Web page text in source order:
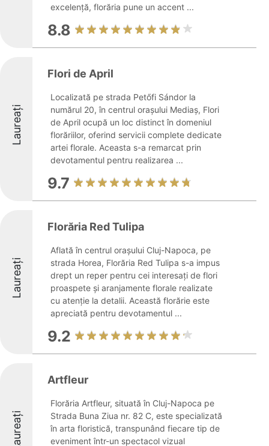
excelență, florăria pune un accent ...
8.8
Laureați
Flori de April
Localizată pe strada Petőfi Sándor la
numărul 20, în centrul orașului Mediaș, Flori
de April ocupă un loc distinct în domeniul
florăriilor, oferind servicii complete dedicate
artei florale. Aceasta s-a remarcat prin
devotamentul pentru realizarea ...
9.7
Laureați
Florăria Red Tulipa
Aflată în centrul orașului Cluj-Napoca, pe
strada Horea, Florăria Red Tulipa s-a impus
drept un reper pentru cei interesați de flori
proaspete și aranjamente florale realizate
cu atenție la detalii. Această florărie este
apreciată pentru devotamentul ...
9.2
Laureați
Artfleur
Florăria Artfleur, situată în Cluj-Napoca pe
Strada Buna Ziua nr. 82 C, este specializată
în arta floristică, transpunând fiecare tip de
eveniment într-un spectacol vizual